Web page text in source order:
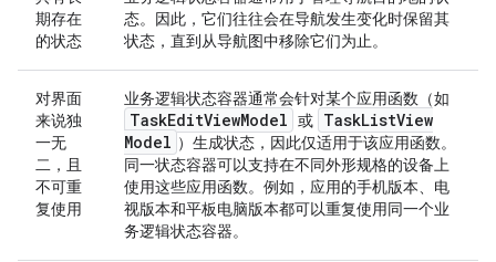
期存在
的状态
态。因此，它们往往会在导航发生变化时保留其
状态，直到从导航图中移除它们为止。
对界面
来说独
一无
二，且
不可重
复使用
业务逻辑状态容器通常会针对某个应用函数（如
TaskEditViewModel 或 TaskListView
Model ）生成状态，因此仅适用于该应用函数。
同一状态容器可以支持在不同外形规格的设备上
使用这些应用函数。例如，应用的手机版本、电
视版本和平板电脑版本都可以重复使用同一个业
务逻辑状态容器。